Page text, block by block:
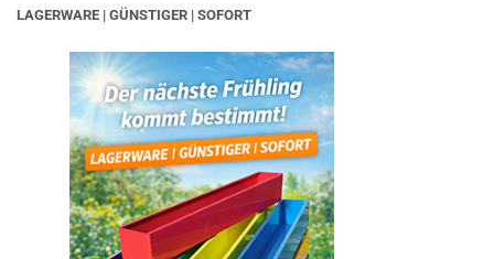
LAGERWARE | GÜNSTIGER | SOFORT